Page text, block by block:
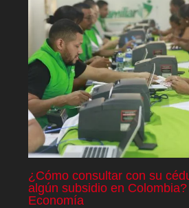
¿Cómo consultar con su
algún subsidio en
Economía